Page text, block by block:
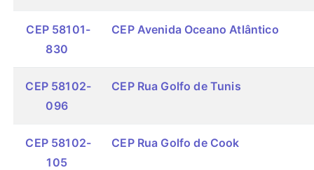
CEP 58101-
830
CEP Avenida Oceano Atlântico
CEP 58102-
096
CEP Rua Golfo de Tunis
CEP 58102-
105
CEP Rua Golfo de Cook